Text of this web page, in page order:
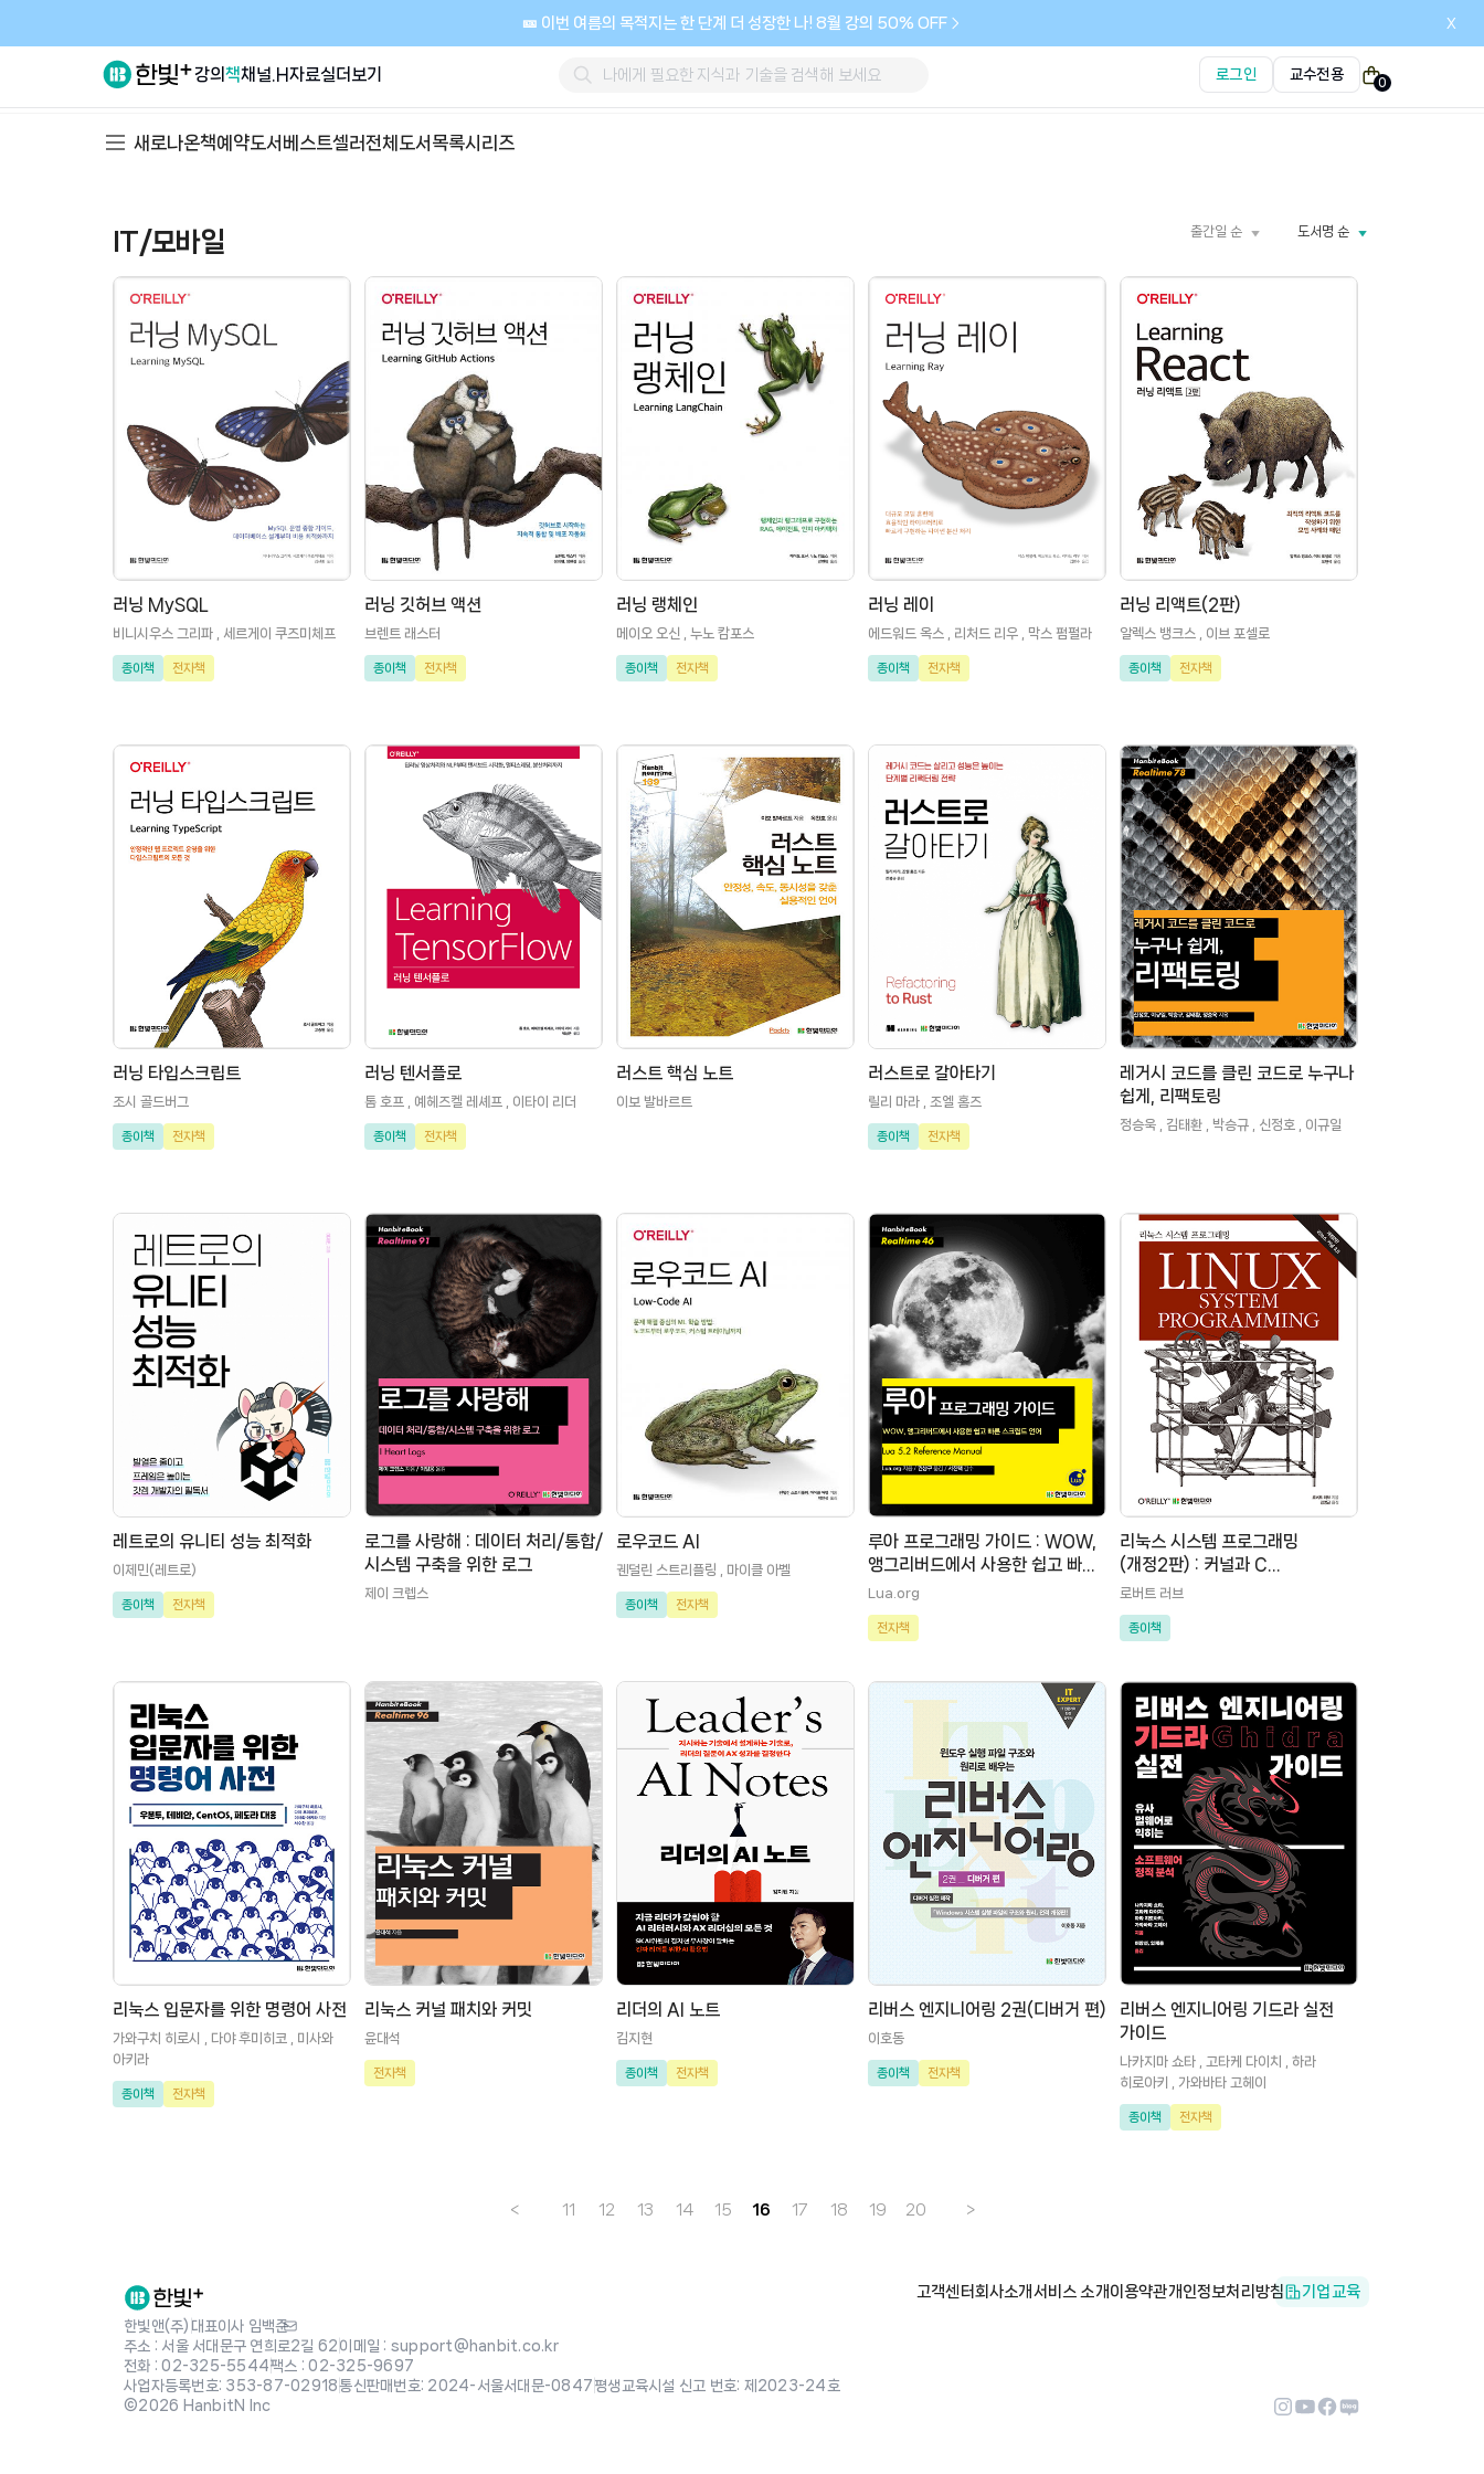
🎫 이번 여름의 목적지는 한 단계 더 성장한 나! 8월 강의 50% OFF x
강의책채널.H자료실더보기 로그인 교수전용
0
새로나온책예약도서 베스트셀러전체도서목록시리즈
IT/모바일 도서명 순
출간일 순
러닝 MySQL
비니시우스 그리파 , 세르게이 쿠즈미체프
종이책 전자책
러닝 깃허브 액션
브렌트 래스터
종이책 전자책
러닝 랭체인
메이오 오신 , 누노 캄포스
종이책 전자책
러닝 레이
에드워드 옥스 , 리처드 리우 , 막스 펌펄라
종이책 전자책
러닝 리액트(2판)
알렉스 뱅크스 , 이브 포셀로
종이책 전자책
러닝 타입스크립트
조시 골드버그
종이책 전자책
러닝 텐서플로
톰 호프 , 예헤즈켈 레셰프 , 이타이 리더
종이책 전자책
러스트 핵심 노트
이보 발바르트
러스트로 갈아타기
릴리 마라 , 조엘 홈즈
종이책 전자책
레거시 코드를 클린 코드로 누구나
쉽게, 리팩토링
정승욱 , 김태환 , 박승규 , 신정호 , 이규일
레트로의 유니티 성능 최적화
이제민(레트로)
종이책 전자책
로그를 사랑해 : 데이터 처리/통합/
시스템 구축을 위한 로그
제이 크렙스
로우코드 AI
궨덜린 스트리플링 , 마이클 아벨
종이책 전자책
루아 프로그래밍 가이드 : WOW,
앵그리버드에서 사용한 쉽고 빠른
스크립트 언어
Lua.org
전자책
리눅스 시스템 프로그래밍
(개정2판) : 커널과 C
라이브러리로 풀어가는(리눅스
3.x 최신 커널 기반)
로버트 러브
종이책
리눅스 입문자를 위한 명령어 사전
가와구치 히로시 , 다야 후미히코 , 미사와
아키라
종이책 전자책
리눅스 커널 패치와 커밋
윤대석
전자책
리더의 AI 노트
김지현
종이책 전자책
리버스 엔지니어링 2권(디버거 편)
이호동
종이책 전자책
리버스 엔지니어링 기드라 실전
가이드
나카지마 쇼타 , 고타케 다이치 , 하라
히로아키 , 가와바타 고헤이
종이책 전자책
< 11 12 13 14 15 16 17 18 19 20 >
고객센터회사소개서비스 소개이용약관개인정보처리방침 기업교육
한빛앤(주) 대표이사 임백준
주소 : 서울 서대문구 연희로2길 62 |이메일 : support@hanbit.co.kr
전화 : 02-325-5544|팩스 : 02-325-9697
사업자등록번호: 353-87-02918|통신판매번호: 2024-서울서대문-0847 |평생교육시설 신고 번호: 제2023-24호
©2026 HanbitN Inc